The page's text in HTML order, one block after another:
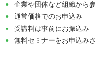
企業や団体など組織から
通常価格でのお申込み
受講料は事前にお振込み
無料セミナーをお申込み